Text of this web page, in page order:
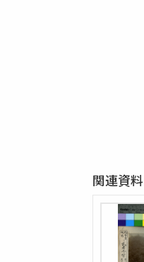
関連資料